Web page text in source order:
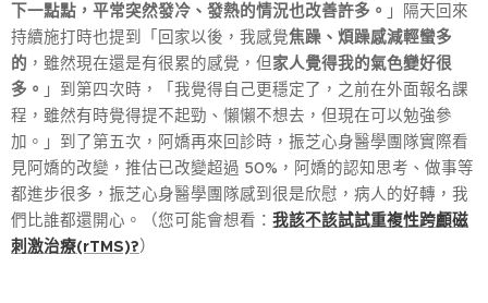
下一點點，平常突然發冷、發熱的情況也改善許多。 」隔天回來
持續施打時也提到「回家以後，我感覺焦躁、煩躁感減輕蠻多
的 ，雖然現在還是有很累的感覺，但家人覺得我的氣色變好很
多。 」到第四次時，「我覺得自己更穩定了，之前在外面報名課
程，雖然有時覺得提不起勁、懶懶不想去，但現在可以勉強參
加。」到了第五次，阿嬌再來回診時，振芝心身醫學團隊實際看
見阿嬌的改變，推估已改變超過 50%，阿嬌的認知思考、做事等
都進步很多，振芝心身醫學團隊感到很是欣慰，病人的好轉，我
們比誰都還開心。（您可能會想看： 我該不該試試重複性跨顱磁
刺激治療(rTMS)?）